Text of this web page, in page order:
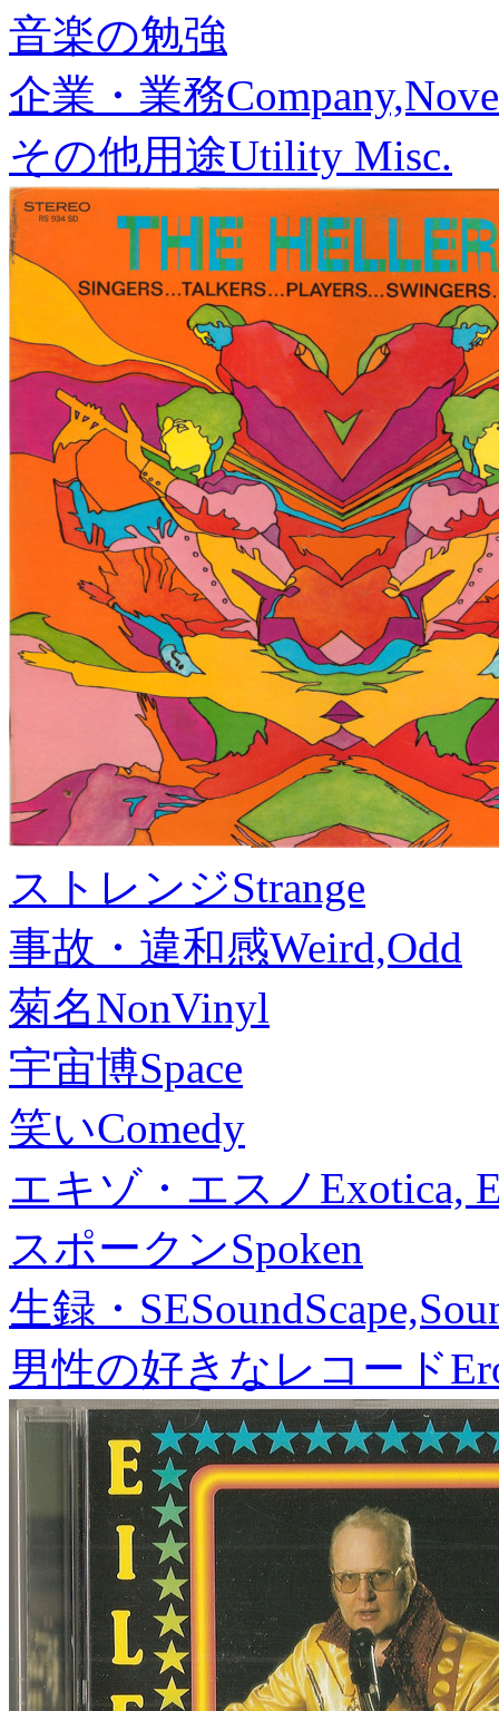
音楽の勉強
企業・業務
その他用途Utility Misc.
ストレンジStrange
事故・違和感Weird,Odd
菊名NonVinyl
宇宙博Space
笑いComedy
エキゾ・エスノ Exotica,
スポークンSpoken
生録・SE
男性の好きなレコード